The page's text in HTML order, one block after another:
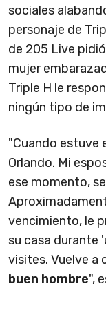
sociales
personaje de
de 205 Live
mujer
Triple H le
ningún tipo de
"Cuando estuve
Orlando. Mi
ese momento,
vencimiento, le
su casa durante
visites. Vuelve a
buen hombre",